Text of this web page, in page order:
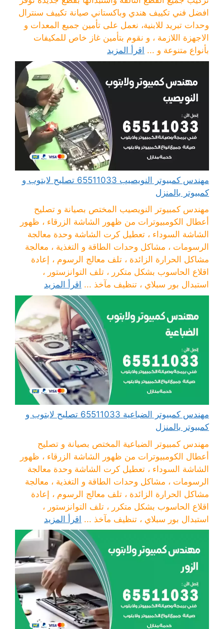
افضل فني تكييف هندي وباكستاني صيانة تكييف سنترال
وحدات تبريد للابنية، نعمل على تأمين جميع المعدات و
الاجهزة اللازمة ، و نقوم بتأمين غاز خاص للمكيفات
بأنواع متنوعة و ... اقرأ المزيد
مهندس كمبيوتر النويصيب 65511033 تصليح لابتوب و
كمبيوتر بالمنزل
مهندس كمبيوتر النويصيب المختص بصيانة و تصليح
أعطال الكومبيوترات من ظهور الشاشة الزرقاء ، ظهور
الشاشة السوداء ، تعطيل كرت الشاشة وحدة معالجة
الرسومات ، مشاكل وحدات الطاقة و التغذية ، معالجة
مشاكل الحرارة الزائدة ، تلف معالج الرسوم ، إعادة
اقلاع الحاسوب بشكل متكرر ، تلف التوانزستور ،
استبدال بور سبلاي ، تنظيف مآخذ ... اقرأ المزيد
مهندس كمبيوتر الضباعية 65511033 تصليح لابتوب و
كمبيوتر بالمنزل
مهندس كمبيوتر الضباعية المختص بصيانة و تصليح
أعطال الكومبيوترات من ظهور الشاشة الزرقاء ، ظهور
الشاشة السوداء ، تعطيل كرت الشاشة وحدة معالجة
الرسومات ، مشاكل وحدات الطاقة و التغذية ، معالجة
مشاكل الحرارة الزائدة ، تلف معالج الرسوم ، إعادة
اقلاع الحاسوب بشكل متكرر ، تلف التوانزستور ،
استبدال بور سبلاي ، تنظيف مآخذ ... اقرأ المزيد